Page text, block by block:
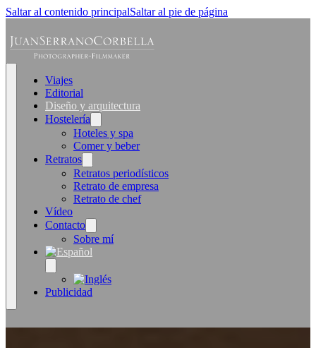
Saltar al contenido principalSaltar al pie de página
Viajes
Editorial
Diseño y arquitectura
Hostelería
Hoteles y spa
Comer y beber
Retratos
Retratos periodísticos
Retrato de empresa
Retrato de chef
Vídeo
Contacto
Sobre mí
Publicidad